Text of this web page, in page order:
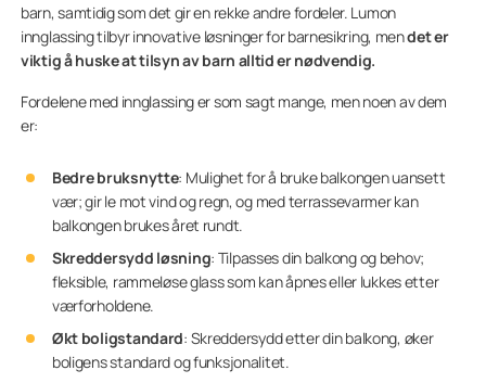
barn, samtidig som det gir en rekke andre fordeler. Lumon
innglassing tilbyr innovative løsninger for barnesikring, mendet er
viktig å huske at tilsyn av barn alltid er nødvendig.
Fordelene med innglassing er som sagt mange, men noen av dem
er:
Bedre bruksnytte: Mulighet for å bruke balkongen uansett
vær; gir le mot vind og regn, og med terrassevarmer kan
balkongen brukes året rundt.
Skreddersydd løsning: Tilpasses din balkong og behov;
fleksible, rammeløse glass som kan åpnes eller lukkes etter
værforholdene.
Økt boligstandard: Skreddersydd etter din balkong, øker
boligens standard og funksjonalitet.